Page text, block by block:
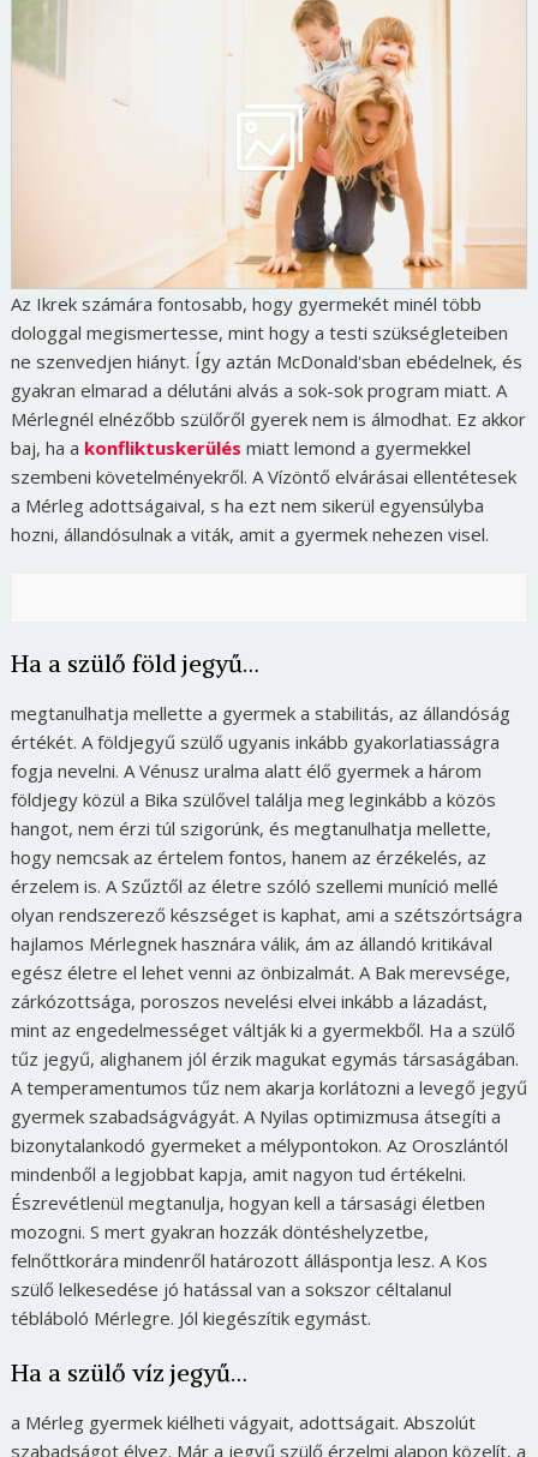
Az Ikrek számára fontosabb, hogy gyermekét minél több
dologgal megismertesse, mint hogy a testi szükségleteiben
ne szenvedjen hiányt. Így aztán McDonald'sban ebédelnek, és
gyakran elmarad a délutáni alvás a sok-sok program miatt. A
Mérlegnél elnézőbb szülőről gyerek nem is álmodhat. Ez akkor
baj, ha a konfliktuskerülés miatt lemond a gyermekkel
szembeni követelményekről. A Vízöntő elvárásai ellentétesek
a Mérleg adottságaival, s ha ezt nem sikerül egyensúlyba
hozni, állandósulnak a viták, amit a gyermek nehezen visel.
Ha a szülő föld jegyű…
megtanulhatja mellette a gyermek a stabilitás, az állandóság
értékét. A földjegyű szülő ugyanis inkább gyakorlatiasságra
fogja nevelni. A Vénusz uralma alatt élő gyermek a három
földjegy közül a Bika szülővel találja meg leginkább a közös
hangot, nem érzi túl szigorúnk, és megtanulhatja mellette,
hogy nemcsak az értelem fontos, hanem az érzékelés, az
érzelem is. A Szűztől az életre szóló szellemi muníció mellé
olyan rendszerező készséget is kaphat, ami a szétszórtságra
hajlamos Mérlegnek hasznára válik, ám az állandó kritikával
egész életre el lehet venni az önbizalmát. A Bak merevsége,
zárkózottsága, poroszos nevelési elvei inkább a lázadást,
mint az engedelmességet váltják ki a gyermekből. Ha a szülő
tűz jegyű, alighanem jól érzik magukat egymás társaságában.
A temperamentumos tűz nem akarja korlátozni a levegő jegyű
gyermek szabadságvágyát. A Nyilas optimizmusa átsegíti a
bizonytalankodó gyermeket a mélypontokon. Az Oroszlántól
mindenből a legjobbat kapja, amit nagyon tud értékelni.
Észrevétlenül megtanulja, hogyan kell a társasági életben
mozogni. S mert gyakran hozzák döntéshelyzetbe,
felnőttkorára mindenről határozott álláspontja lesz. A Kos
szülő lelkesedése jó hatással van a sokszor céltalanul
tébláboló Mérlegre. Jól kiegészítik egymást.
Ha a szülő víz jegyű…
a Mérleg gyermek kiélheti vágyait, adottságait. Abszolút
szabadságot élvez. Már a jegyű szülő érzelmi alapon közelít, a